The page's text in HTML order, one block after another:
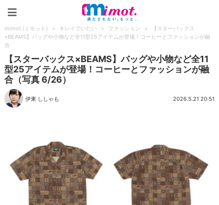
mimot.(ミモット) > キレイでいたい > ファッション >
【スターバックス
×BEAMS】バッグや小物など全11型25アイテムが登場！コーヒーとファッションが融
合
【スターバックス×BEAMS】バッグや小物など全11
型25アイテムが登場！コーヒーとファッションが融
合（写真 6/26）
伊東 ししゃも 2026.5.21 20:51